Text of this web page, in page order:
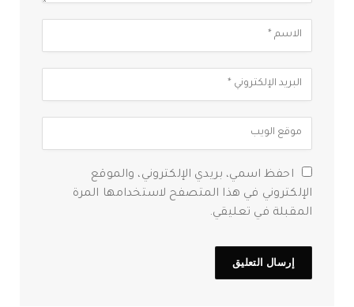
احفظ اسمي، بريدي الإلكتروني، والموقع
الإلكتروني في هذا المتصفح لاستخدامها المرة
المقبلة في تعليقي.